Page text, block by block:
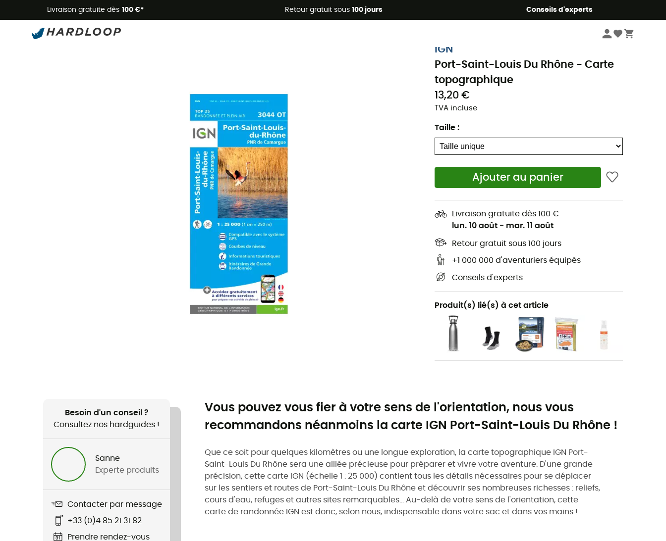
Livraison gratuite dès 100 €* Retour gratuit sous 100 jours Conseils d'experts
Promos d'été 🔥 -5 % EXTRA dès 2 produits* code Summer5
IGN
Port-Saint-Louis Du Rhône - Carte
topographique
13,20 €
TVA incluse
Taille :
Ajouter au panier
Livraison gratuite dès 100 €
lun. 10 août - mar. 11 août
Retour gratuit sous 100 jours
+1 000 000 d'aventuriers équipés
Conseils d'experts
Produit(s) lié(s) à cet article
Besoin d'un conseil ?
Consultez nos hardguides !
Sanne
Experte produits
Contacter par message
+33 (0)4 85 21 31 82
Prendre rendez-vous
Vous pouvez vous fier à votre sens de l'orientation, nous vous
recommandons néanmoins la carte IGN Port-Saint-Louis Du Rhône !
Que ce soit pour quelques kilomètres ou une longue exploration, la carte topographique IGN Port-
Saint-Louis Du Rhône sera une alliée précieuse pour préparer et vivre votre aventure. D'une grande
précision, cette carte IGN (échelle 1 : 25 000) contient tous les détails nécessaires pour se déplacer
sur les sentiers et routes de Port-Saint-Louis Du Rhône et découvrir ses nombreuses richesses : reliefs,
cours d'eau, refuges et autres sites remarquables... Au-delà de votre sens de l'orientation, cette
carte de randonnée IGN est donc, selon nous, indispensable dans votre sac et dans vos mains !